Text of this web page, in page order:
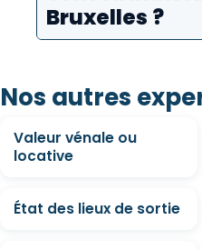
Bruxelles ?
Nos autres
Valeur vénale ou
locative
État des lieux de sortie